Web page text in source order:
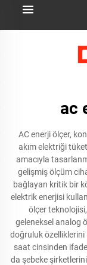
ac
AC enerji ölçer,
akım elektriği
amacıyla
gelişmiş ölçüm
bağlayan kritik bir
elektrik enerjisi
ölçer
geleneksel analog
doğruluk özelliklerini
saat cinsinden
da şebeke